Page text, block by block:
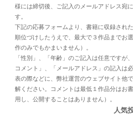
様には締切後、ご記入のメールアドレス宛
す。
下記の応募フォームより、書籍に収録され
順位づけしたうえで、最大で３作品までお
作のみでもかまいません）。
「性別」、「年齢」のご記入は任意です
コメント」、「メールアドレス」の記入は
表の際などに、弊社運営のウェブサイト他
解ください。コメントは最低１作品分はお
用し、公開することはありません）。
人気